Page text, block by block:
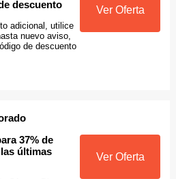
descuento
adicional, utilice
nuevo aviso,
de descuento
Ver Oferta
37% de
últimas
Ver Oferta